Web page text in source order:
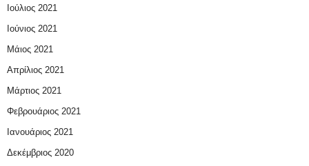
Ιούλιος 2021
Ιούνιος 2021
Μάιος 2021
Απρίλιος 2021
Μάρτιος 2021
Φεβρουάριος 2021
Ιανουάριος 2021
Δεκέμβριος 2020